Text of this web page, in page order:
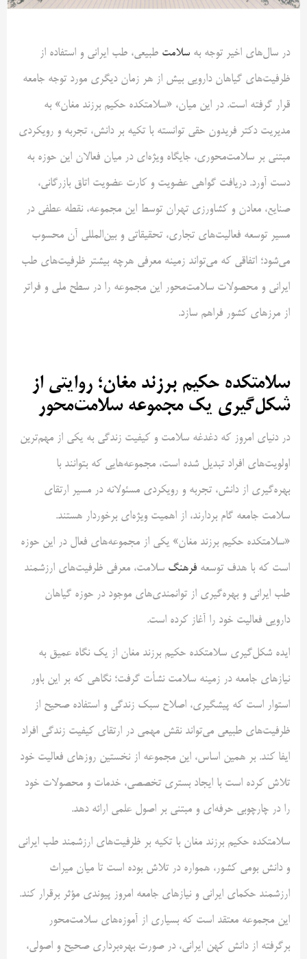
در سال‌های اخیر توجه به سلامت طبیعی، طب ایرانی و استفاده از
ظرفیت‌های گیاهان دارویی بیش از هر زمان دیگری مورد توجه جامعه
قرار گرفته است. در این میان، «سلامتکده حکیم برزند مغان» به
مدیریت دکتر فریدون حقی توانسته با تکیه بر دانش، تجربه و رویکردی
مبتنی بر سلامت‌محوری، جایگاه ویژه‌ای در میان فعالان این حوزه به
دست آورد. دریافت گواهی عضویت و کارت عضویت اتاق بازرگانی،
صنایع، معادن و کشاورزی تهران توسط این مجموعه، نقطه عطفی در
مسیر توسعه فعالیت‌های تجاری، تحقیقاتی و بین‌المللی آن محسوب
می‌شود؛ اتفاقی که می‌تواند زمینه معرفی هرچه بیشتر ظرفیت‌های طب
ایرانی و محصولات سلامت‌محور این مجموعه را در سطح ملی و فراتر
از مرزهای کشور فراهم سازد.
سلامتکده حکیم برزند مغان؛ روایتی از
شکل‌گیری یک مجموعه سلامت‌محور
در دنیای امروز که دغدغه سلامت و کیفیت زندگی به یکی از مهم‌ترین
اولویت‌های افراد تبدیل شده است، مجموعه‌هایی که بتوانند با
بهره‌گیری از دانش، تجربه و رویکردی مسئولانه در مسیر ارتقای
سلامت جامعه گام بردارند، از اهمیت ویژه‌ای برخوردار هستند.
«سلامتکده حکیم برزند مغان» یکی از مجموعه‌های فعال در این حوزه
است که با هدف توسعه فرهنگ سلامت، معرفی ظرفیت‌های ارزشمند
طب ایرانی و بهره‌گیری از توانمندی‌های موجود در حوزه گیاهان
دارویی فعالیت خود را آغاز کرده است.
ایده شکل‌گیری سلامتکده حکیم برزند مغان از یک نگاه عمیق به
نیازهای جامعه در زمینه سلامت نشأت گرفت؛ نگاهی که بر این باور
استوار است که پیشگیری، اصلاح سبک زندگی و استفاده صحیح از
ظرفیت‌های طبیعی می‌تواند نقش مهمی در ارتقای کیفیت زندگی افراد
ایفا کند. بر همین اساس، این مجموعه از نخستین روزهای فعالیت خود
تلاش کرده است با ایجاد بستری تخصصی، خدمات و محصولات خود
را در چارچوبی حرفه‌ای و مبتنی بر اصول علمی ارائه دهد.
سلامتکده حکیم برزند مغان با تکیه بر ظرفیت‌های ارزشمند طب ایرانی
و دانش بومی کشور، همواره در تلاش بوده است تا میان میراث
ارزشمند حکمای ایرانی و نیازهای جامعه امروز پیوندی مؤثر برقرار کند.
این مجموعه معتقد است که بسیاری از آموزه‌های سلامت‌محور
برگرفته از دانش کهن ایرانی، در صورت بهره‌برداری صحیح و اصولی،